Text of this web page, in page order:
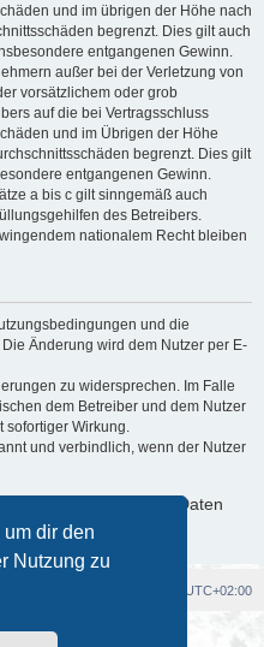
dir den
Nutzung zu
und im übrigen der Höhe nach
begrenzt. Dies gilt auch
entgangenen Gewinn.
außer bei der Verletzung von
vorsätzlichem oder grob
auf die bei Vertragsschluss
und im Übrigen der Höhe
begrenzt. Dies gilt
entgangenen Gewinn.
a bis c gilt sinngemäß auch
des Betreibers.
nationalem Recht bleiben
und die
Änderung wird dem Nutzer per E-
zu widersprechen. Im Falle
dem Betreiber und dem Nutzer
sofortiger Wirkung.
und verbindlich, wenn der Nutzer
deinen persönlichen Daten
UTC+02:00
© phpBB Limited